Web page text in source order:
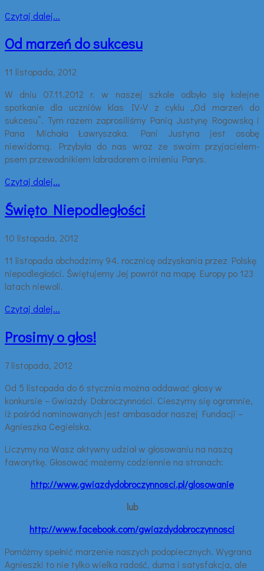
Czytaj dalej...
Od marzeń do sukcesu
11 listopada, 2012
W dniu 07.11.2012 r. w naszej szkole odbyło się kolejne
spotkanie dla uczniów klas IV-V z cyklu „Od marzeń do
sukcesu”. Tym razem zaprosiliśmy Panią Justynę Rogowską i
Pana Michała Ławryszaka. Pani Justyna jest osobę
niewidomą. Przybyła do nas wraz ze swoim przyjacielem-
psem przewodnikiem labradorem o imieniu Parys.
Czytaj dalej...
Święto Niepodległości
10 listopada, 2012
11 listopada obchodzimy 94. rocznicę odzyskania przez Polskę
niepodległości. Świętujemy Jej powrót na mapę Europy po 123
latach niewoli.
Czytaj dalej...
Prosimy o głos!
7 listopada, 2012
Od 5 listopada do 6 stycznia można oddawać głosy w
konkursie – Gwiazdy Dobroczynności. Cieszymy się ogromnie,
iż pośród nominowanych jest ambasador naszej Fundacji –
Agnieszka Cegielska.
Liczymy na Wasz aktywny udział w głosowaniu na naszą
faworytkę. Głosować możemy codziennie na stronach:
http://www.gwiazdydobroczynnosci.pl/glosowanie
lub
http://www.facebook.com/gwiazdydobroczynnosci
Pomóżmy spełnić marzenie naszych podopiecznych. Wygrana
Agnieszki to nie tylko wielka radość, duma i satysfakcja, ale